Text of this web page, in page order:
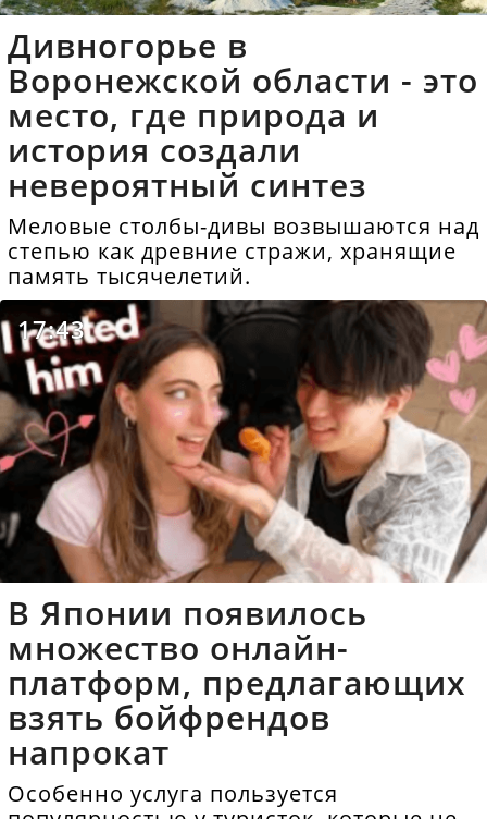
Дивногорье в
Воронежской области - это
место, где природа и
история создали
невероятный синтез
Меловые столбы-дивы возвышаются над
степью как древние стражи, хранящие
память тысячелетий.
17:43
В Японии появилось
множество онлайн-
платформ, предлагающих
взять бойфрендов
напрокат
Особенно услуга пользуется